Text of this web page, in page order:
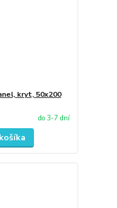
kryt, 50x200
do 3-7 dní